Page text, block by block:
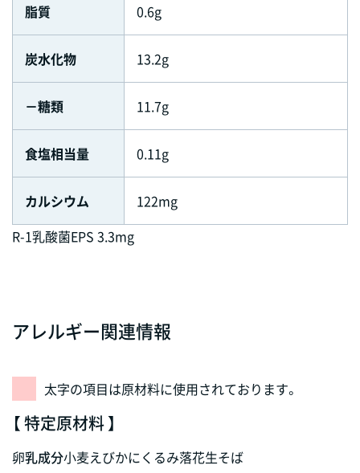
脂質 0.6g
炭水化物 13.2g
－糖類 11.7g
食塩相当量 0.11g
カルシウム
122mg
R-1乳酸菌EPS 3.3mg
アレルギー関連情報
太字の項目は原材料に使用されております。
【 特定原材料 】
卵乳成分小麦えびかにくるみ落花生そば